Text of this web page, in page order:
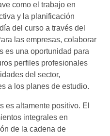
como el trabajo en
y la planificación
del curso a través del
las empresas, colaborar
es una oportunidad para
perfiles profesionales
del sector,
a los planes de estudio.
es altamente positivo. El
integrales en
de la cadena de